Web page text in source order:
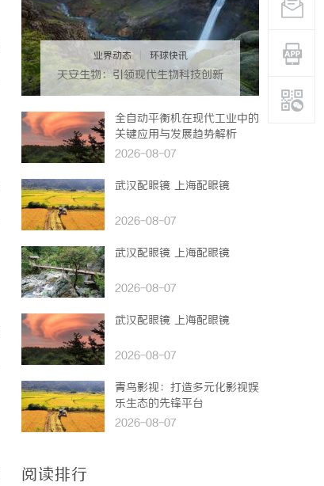
业界动态 环球快讯
天安生物：引领现代生物科技创新
发展的先锋企业
全自动平衡机在现代工业中的
关键应用与发展趋势解析
2026-08-07
武汉配眼镜 上海配眼镜
2026-08-07
武汉配眼镜 上海配眼镜
2026-08-07
武汉配眼镜 上海配眼镜
2026-08-07
青鸟影视：打造多元化影视娱
乐生态的先锋平台
2026-08-07
阅读排行